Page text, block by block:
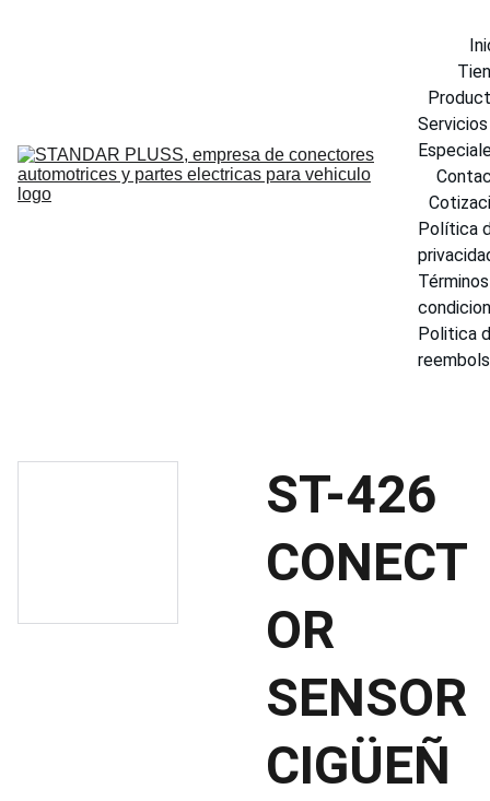
Servicios
Política
Politica
ST-426
CONECT
OR
SENSOR
CIGÜEÑ